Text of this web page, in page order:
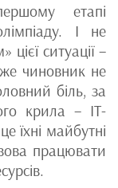
етапі
І не
ситуації –
чиновник не
біль, за
крила – ІТ-
їхні майбутні
працювати